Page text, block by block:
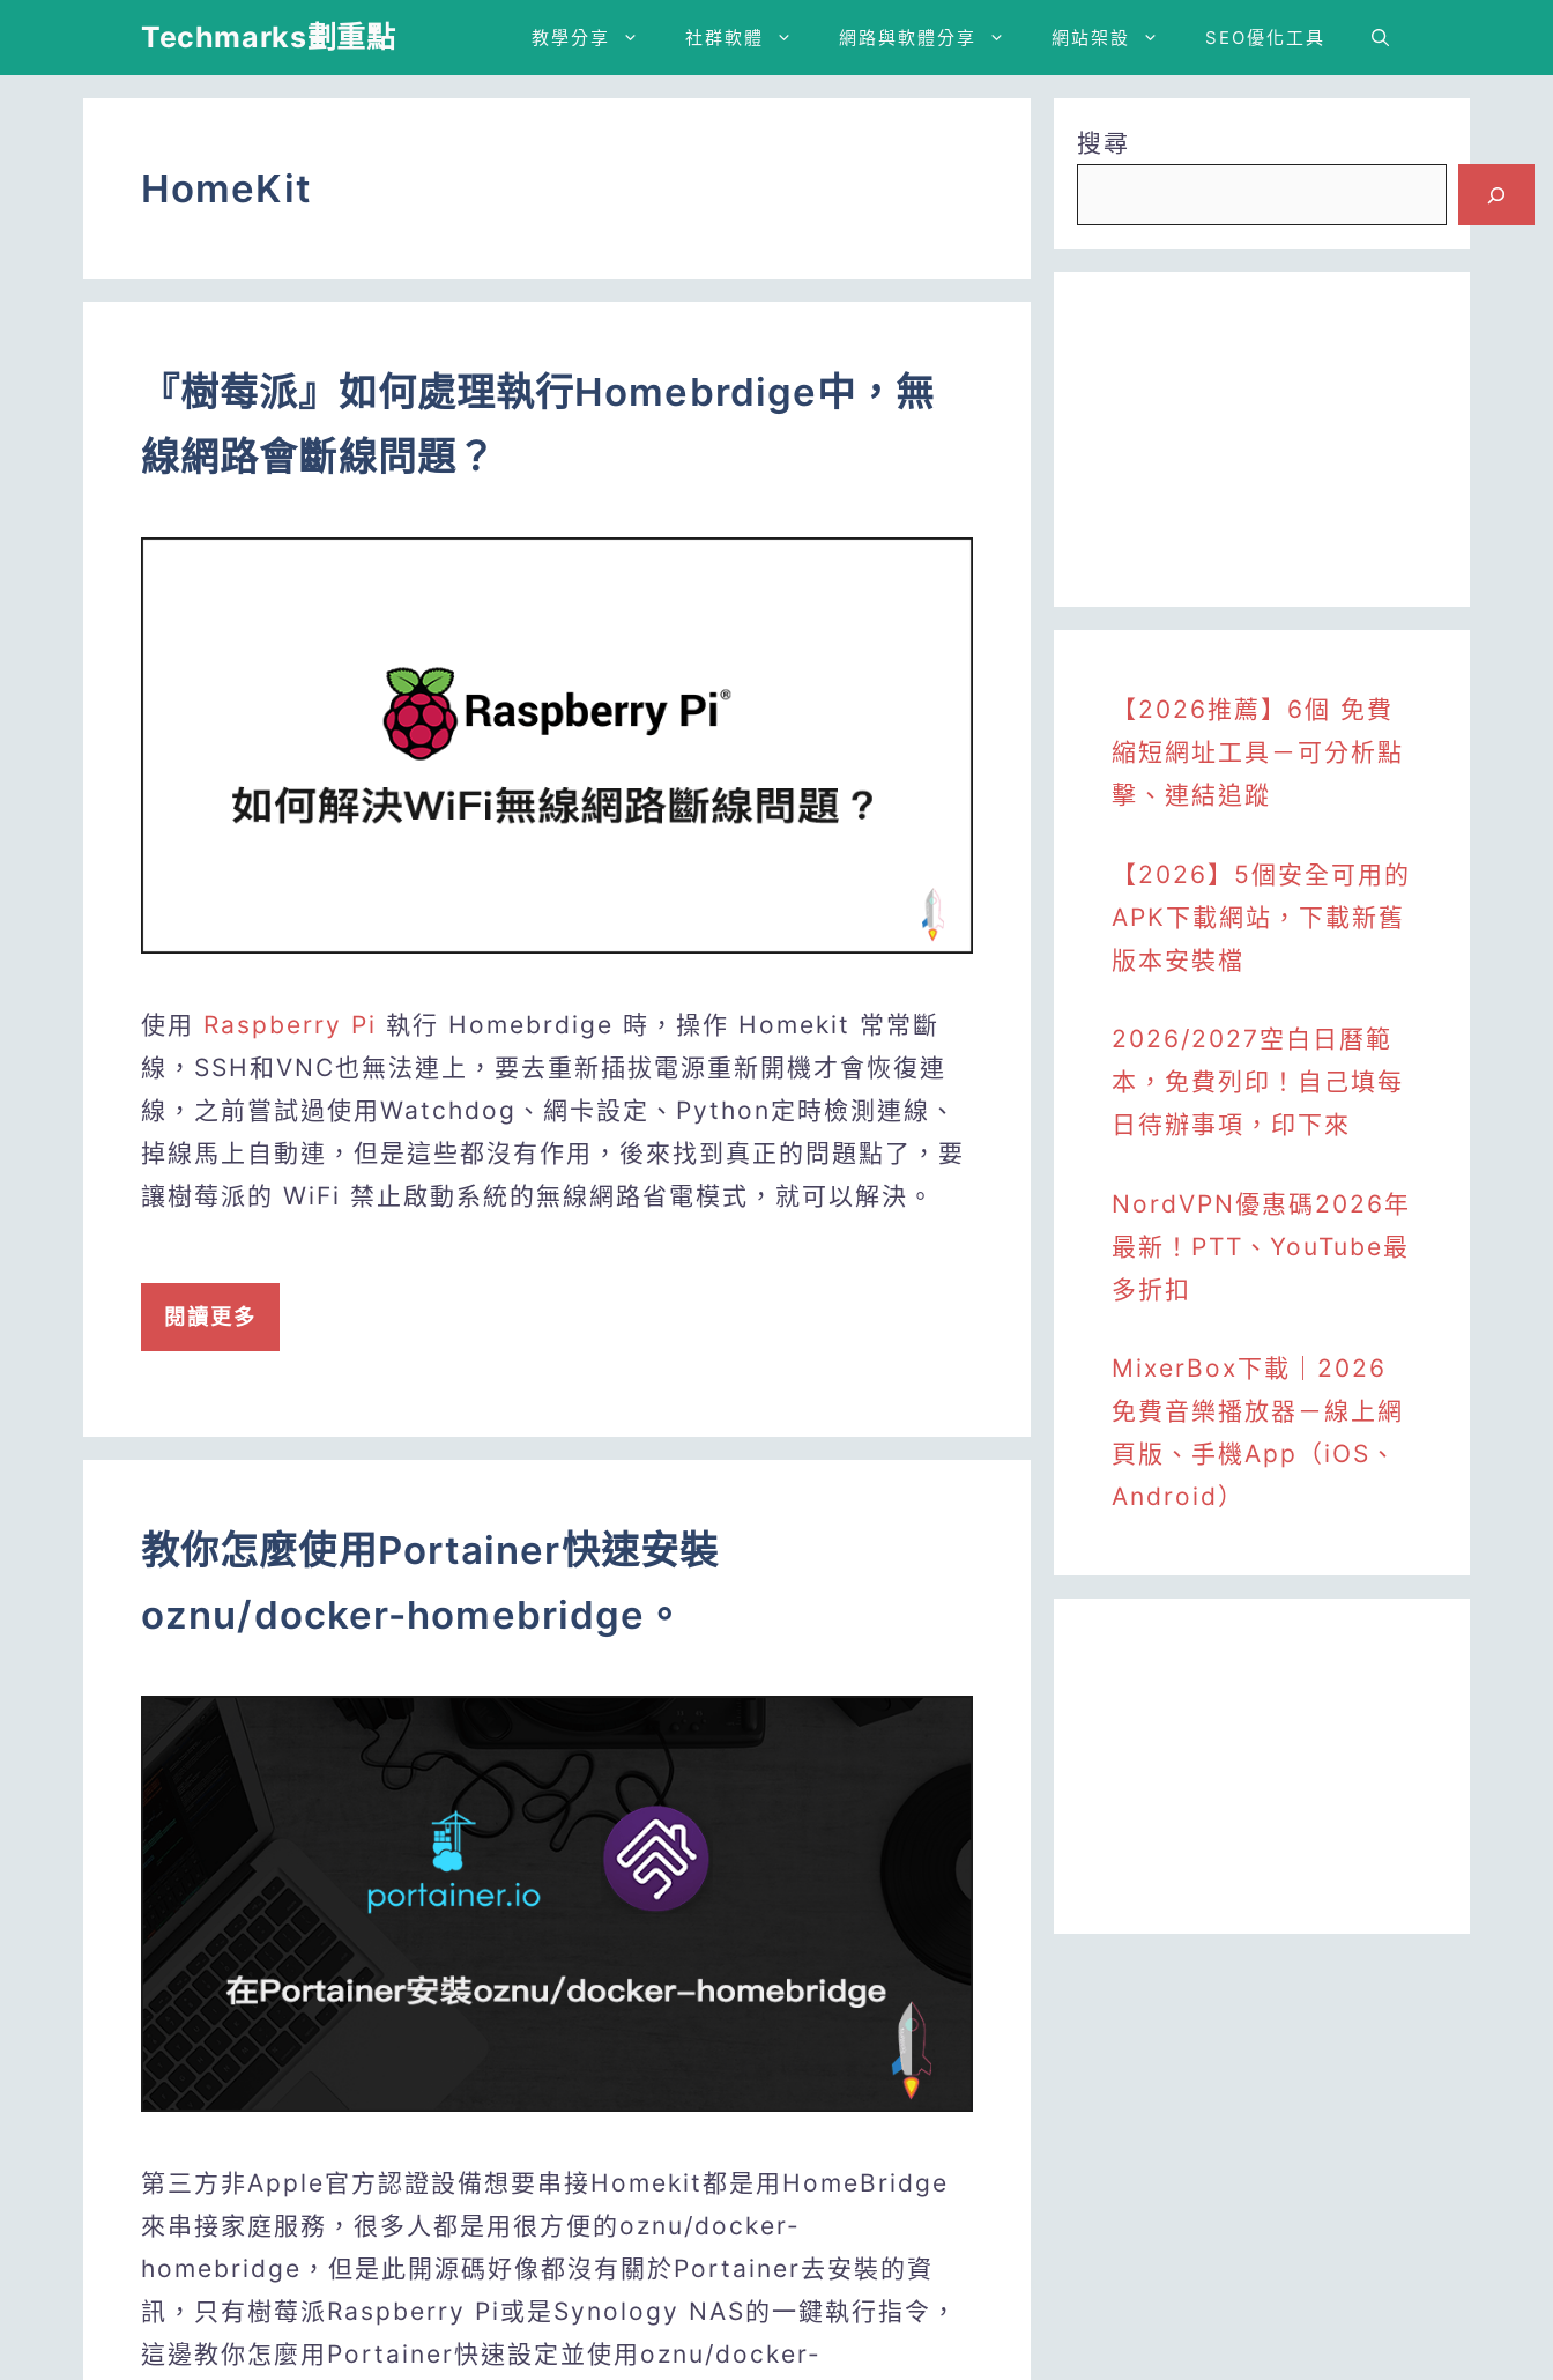
Techmarks劃重點 教學分享 社群軟體 網路與軟體分享 網站架設 SEO優化工具
HomeKit
『樹莓派』如何處理執行Homebrdige中，無
線網路會斷線問題？
使用 Raspberry Pi 執行 Homebrdige 時，操作 Homekit 常常斷
線，SSH和VNC也無法連上，要去重新插拔電源重新開機才會恢復連
線，之前嘗試過使用Watchdog、網卡設定、Python定時檢測連線、
掉線馬上自動連，但是這些都沒有作用，後來找到真正的問題點了，要
讓樹莓派的 WiFi 禁止啟動系統的無線網路省電模式，就可以解決。
閱讀更多
教你怎麼使用Portainer快速安裝
oznu/docker-homebridge。
第三方非Apple官方認證設備想要串接Homekit都是用HomeBridge
來串接家庭服務，很多人都是用很方便的oznu/docker-
homebridge，但是此開源碼好像都沒有關於Portainer去安裝的資
訊，只有樹莓派Raspberry Pi或是Synology NAS的一鍵執行指令，
這邊教你怎麼用Portainer快速設定並使用oznu/docker-
搜尋
【2026推薦】6個 免費
縮短網址工具－可分析點
擊、連結追蹤
【2026】5個安全可用的
APK下載網站，下載新舊
版本安裝檔
2026/2027空白日曆範
本，免費列印！自己填每
日待辦事項，印下來
NordVPN優惠碼2026年
最新！PTT、YouTube最
多折扣
MixerBox下載｜2026
免費音樂播放器－線上網
頁版、手機App（iOS、
Android）